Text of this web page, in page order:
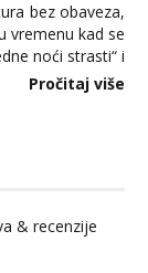
bez obaveza,
vremenu kad se
noći strasti“ i
žene, a što
Pročitaj više
& recenzije